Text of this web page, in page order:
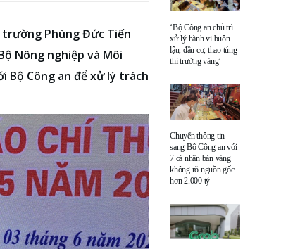
Phùng Đức Tiến
Nông nghiệp và Môi
Bộ Công an để xử lý trách
‘Bộ Công an chủ trì
xử lý hành vi buôn
lậu, đầu cơ, thao túng
thị trường vàng’
Chuyển thông tin
sang Bộ Công an với
7 cá nhân bán vàng
không rõ nguồn gốc
hơn 2.000 tỷ